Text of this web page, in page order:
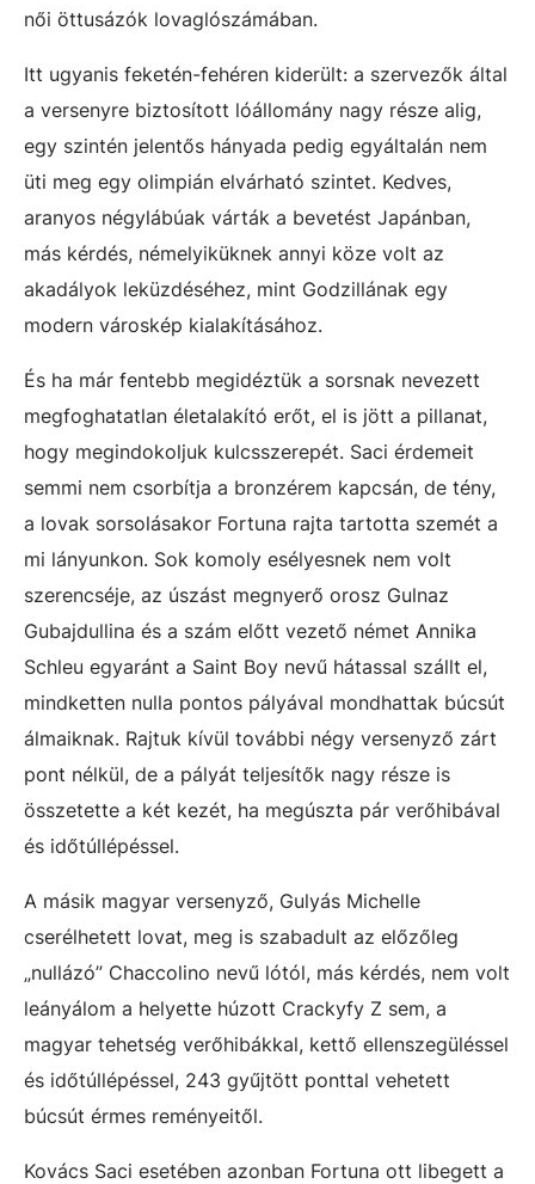
női öttusázók lovaglószámában.
Itt ugyanis feketén-fehéren kiderült: a szervezők által
a versenyre biztosított lóállomány nagy része alig,
egy szintén jelentős hányada pedig egyáltalán nem
üti meg egy olimpián elvárható szintet. Kedves,
aranyos négylábúak várták a bevetést Japánban,
más kérdés, némelyiküknek annyi köze volt az
akadályok leküzdéséhez, mint Godzillának egy
modern városkép kialakításához.
És ha már fentebb megidéztük a sorsnak nevezett
megfoghatatlan életalakító erőt, el is jött a pillanat,
hogy megindokoljuk kulcsszerepét. Saci érdemeit
semmi nem csorbítja a bronzérem kapcsán, de tény,
a lovak sorsolásakor Fortuna rajta tartotta szemét a
mi lányunkon. Sok komoly esélyesnek nem volt
szerencséje, az úszást megnyerő orosz Gulnaz
Gubajdullina és a szám előtt vezető német Annika
Schleu egyaránt a Saint Boy nevű hátassal szállt el,
mindketten nulla pontos pályával mondhattak búcsút
álmaiknak. Rajtuk kívül további négy versenyző zárt
pont nélkül, de a pályát teljesítők nagy része is
összetette a két kezét, ha megúszta pár verőhibával
és időtúllépéssel.
A másik magyar versenyző, Gulyás Michelle
cserélhetett lovat, meg is szabadult az előzőleg
„nullázó” Chaccolino nevű lótól, más kérdés, nem volt
leányálom a helyette húzott Crackyfy Z sem, a
magyar tehetség verőhibákkal, kettő ellenszegüléssel
és időtúllépéssel, 243 gyűjtött ponttal vehetett
búcsút érmes reményeitől.
Kovács Saci esetében azonban Fortuna ott libegett a